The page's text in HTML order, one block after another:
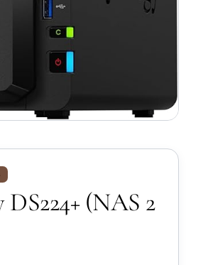
DS224+ (NAS 2